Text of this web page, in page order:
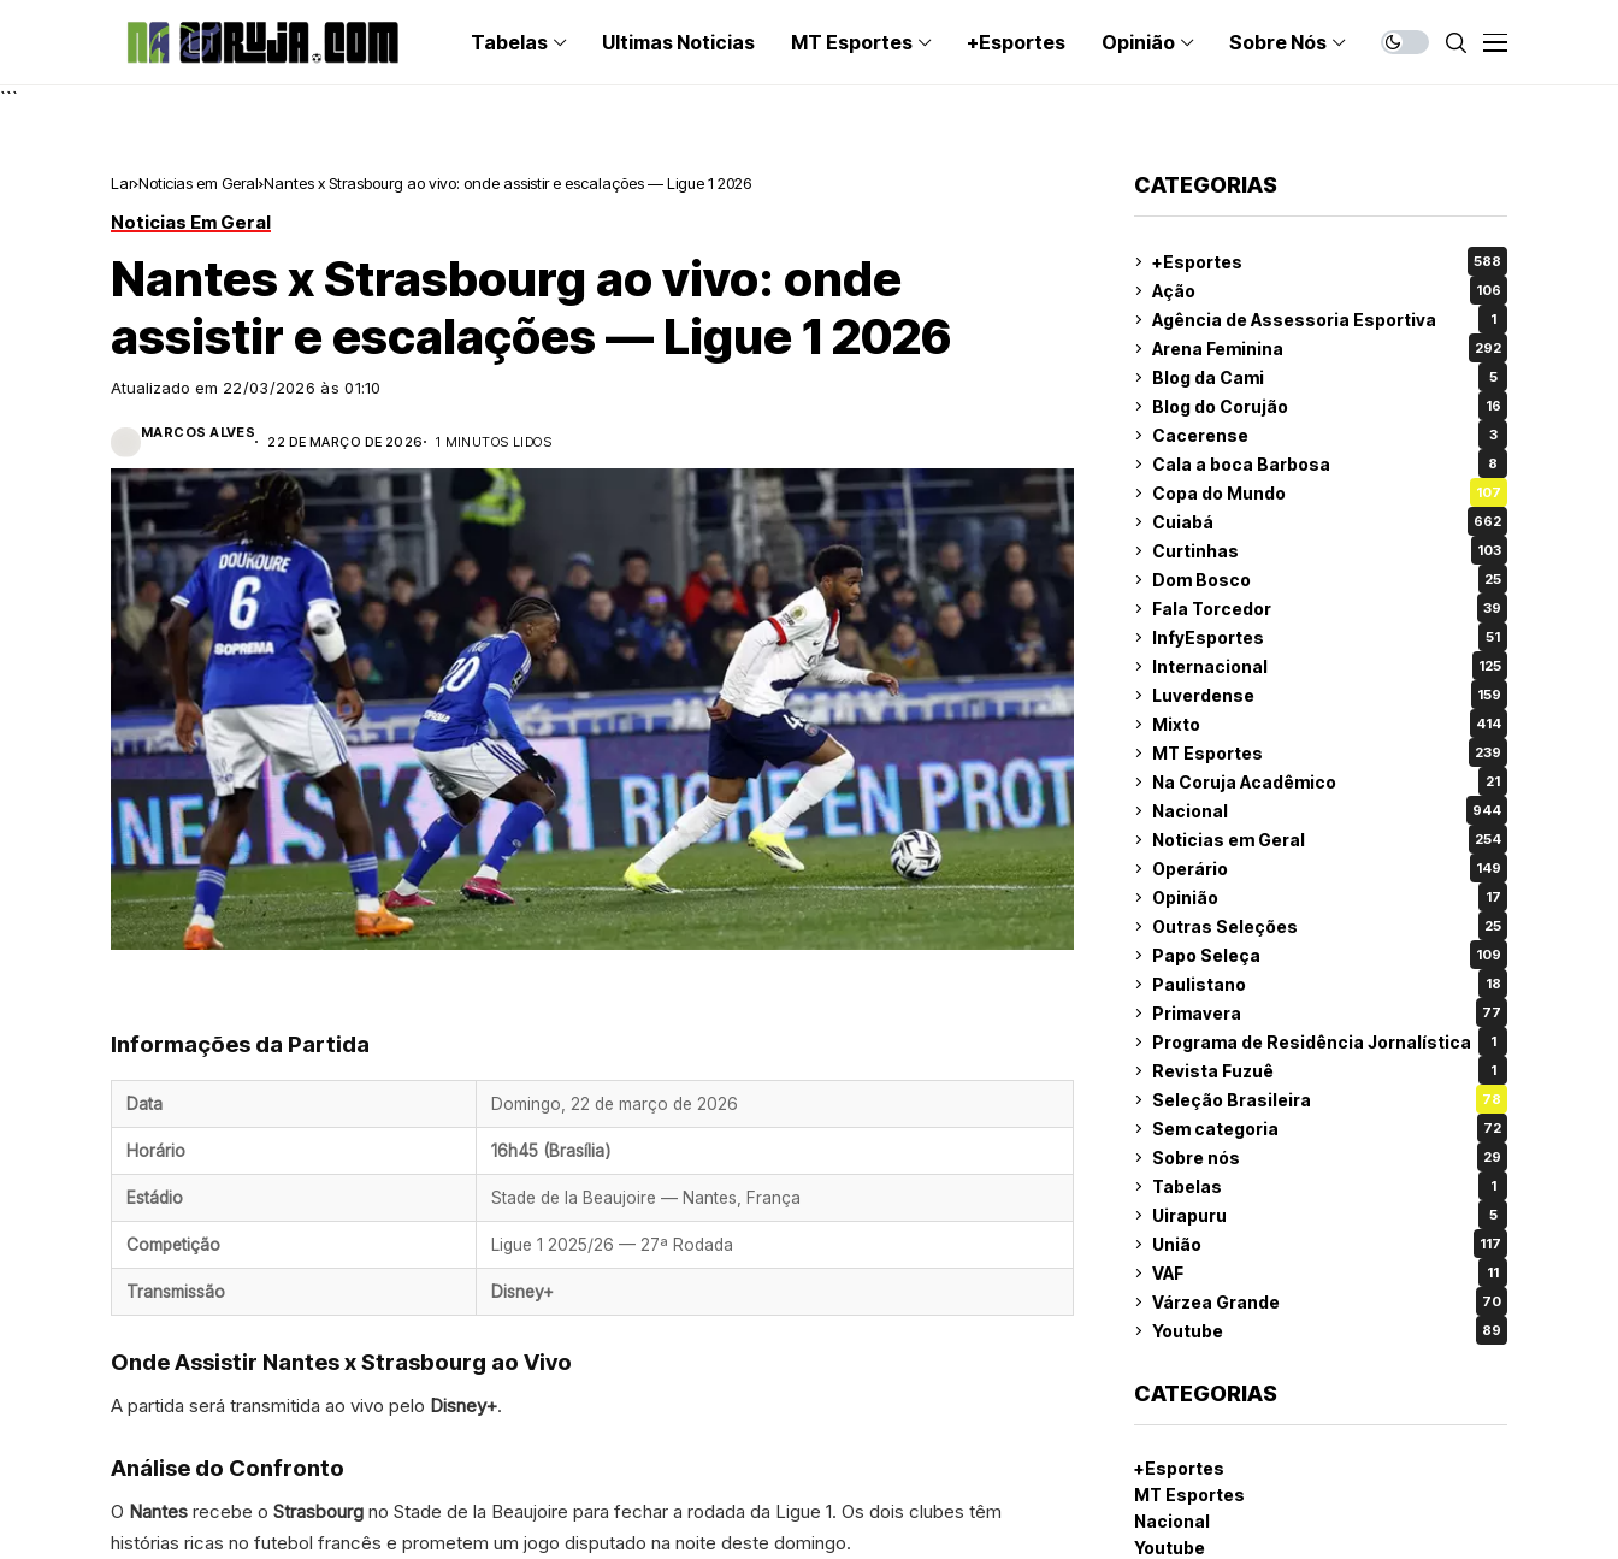
Tabelas Ultimas Noticias MT Esportes +Esportes Opinião Sobre Nós
```
Lar Noticias em Geral Nantes x Strasbourg ao vivo: onde assistir e escalações — Ligue 1 2026
Noticias Em Geral
Nantes x Strasbourg ao vivo: onde
assistir e escalações — Ligue 1 2026
Atualizado em 22/03/2026 às 01:10
MARCOS ALVES
22 DE MARÇO DE 2026 1 MINUTOS LIDOS
Informações da Partida
Data Domingo, 22 de março de 2026
Horário 16h45 (Brasília)
Estádio Stade de la Beaujoire — Nantes, França
Competição Ligue 1 2025/26 — 27ª Rodada
Transmissão Disney+
Onde Assistir Nantes x Strasbourg ao Vivo
A partida será transmitida ao vivo pelo Disney+.
Análise do Confronto
O Nantes recebe o Strasbourg no Stade de la Beaujoire para fechar a rodada da Ligue 1. Os dois clubes têm
histórias ricas no futebol francês e prometem um jogo disputado na noite deste domingo.
CATEGORIAS
+Esportes 588
Ação 106
Agência de Assessoria Esportiva 1
Arena Feminina 292
Blog da Cami 5
Blog do Corujão 16
Cacerense 3
Cala a boca Barbosa 8
Copa do Mundo 107
Cuiabá 662
Curtinhas 103
Dom Bosco 25
Fala Torcedor 39
InfyEsportes 51
Internacional 125
Luverdense 159
Mixto 414
MT Esportes 239
Na Coruja Acadêmico 21
Nacional 944
Noticias em Geral 254
Operário 149
Opinião 17
Outras Seleções 25
Papo Seleça 109
Paulistano 18
Primavera 77
Programa de Residência Jornalística 1
Revista Fuzuê 1
Seleção Brasileira 78
Sem categoria 72
Sobre nós 29
Tabelas 1
Uirapuru 5
União 117
VAF 11
Várzea Grande 70
Youtube 89
CATEGORIAS
+Esportes
MT Esportes
Nacional
Youtube